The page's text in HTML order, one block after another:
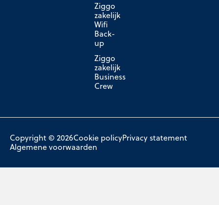
Ziggo
zakelijk
Wifi
Back-
up
Ziggo
zakelijk
Business
Crew
Copyright © 2026Cookie policyPrivacy statement
Algemene voorwaarden